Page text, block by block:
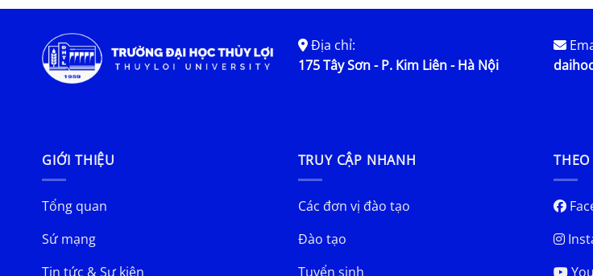
Địa chỉ:
175 Tây Sơn - P. Kim Liên - Hà Nội
GIỚI THIỆU
Tổng quan
Sứ mạng
Tin tức & Sự kiện
TRUY CẬP NHANH
Các đơn vị đào tạo
Đào tạo
Tuyển sinh